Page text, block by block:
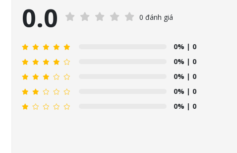
0.0 0 đánh giá
0% | 0
0% | 0
0% | 0
0% | 0
0% | 0